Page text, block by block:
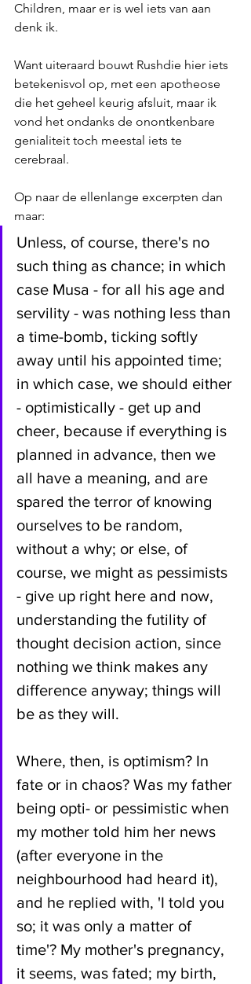
Children, maar er is wel iets van aan
denk ik.
Want uiteraard bouwt Rushdie hier iets
betekenisvol op, met een apotheose
die het geheel keurig afsluit, maar ik
vond het ondanks de onontkenbare
genialiteit toch meestal iets te
cerebraal.
Op naar de ellenlange excerpten dan
maar:
Unless, of course, there's no
such thing as chance; in which
case Musa - for all his age and
servility - was nothing less than
a time-bomb, ticking softly
away until his appointed time;
in which case, we should either
- optimistically - get up and
cheer, because if everything is
planned in advance, then we
all have a meaning, and are
spared the terror of knowing
ourselves to be random,
without a why; or else, of
course, we might as pessimists
- give up right here and now,
understanding the futility of
thought decision action, since
nothing we think makes any
difference anyway; things will
be as they will.
Where, then, is optimism? In
fate or in chaos? Was my father
being opti- or pessimistic when
my mother told him her news
(after everyone in the
neighbourhood had heard it),
and he replied with, 'I told you
so; it was only a matter of
time'? My mother's pregnancy,
it seems, was fated; my birth,